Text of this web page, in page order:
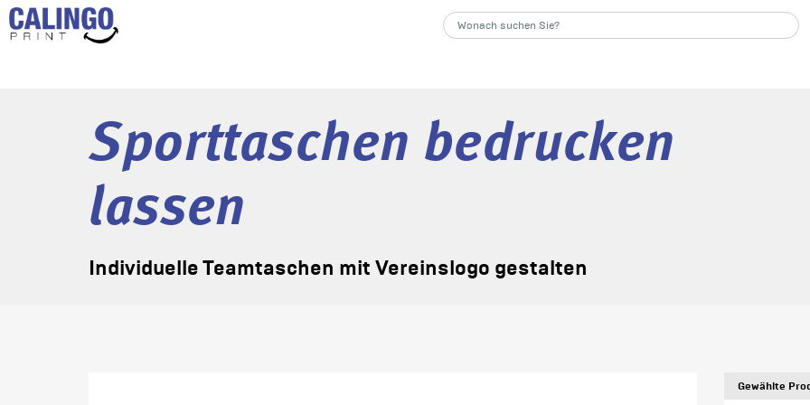
Sporttaschen bedrucken
lassen
Individuelle Teamtaschen mit Vereinslogo gestalten
Gewählte